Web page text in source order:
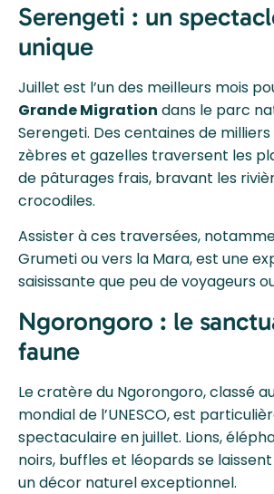
Serengeti : un
unique
Juillet est l’un des meilleurs mois
Grande Migration dans le parc
Serengeti. Des centaines de milliers
zèbres et gazelles traversent les
de pâturages frais, bravant les
crocodiles.
Assister à ces traversées,
Grumeti ou vers la Mara, est une
saisissante que peu de voyageurs
Ngorongoro : le
faune
Le cratère du Ngorongoro, classé
mondial de l’UNESCO, est
spectaculaire en juillet. Lions,
noirs, buffles et léopards se
un décor naturel exceptionnel.